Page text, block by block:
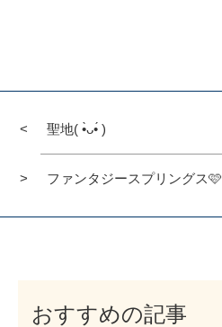
聖地( •̀ᴗ•́ )
ファンタジースプリングス🩷
おすすめの記事